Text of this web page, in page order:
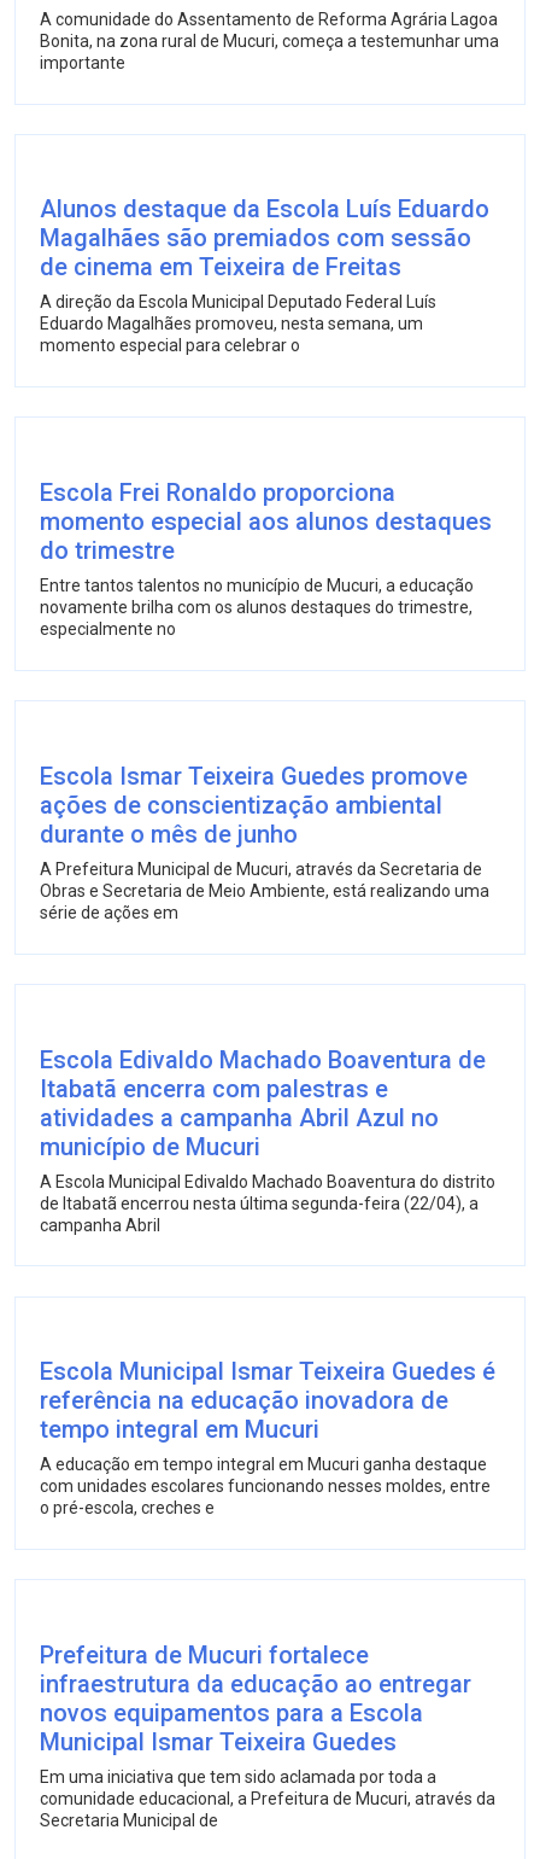
A comunidade do Assentamento de Reforma Agrária Lagoa
Bonita, na zona rural de Mucuri, começa a testemunhar uma
importante
Alunos destaque da Escola Luís Eduardo
Magalhães são premiados com sessão
de cinema em Teixeira de Freitas
A direção da Escola Municipal Deputado Federal Luís
Eduardo Magalhães promoveu, nesta semana, um
momento especial para celebrar o
Escola Frei Ronaldo proporciona
momento especial aos alunos destaques
do trimestre
Entre tantos talentos no município de Mucuri, a educação
novamente brilha com os alunos destaques do trimestre,
especialmente no
Escola Ismar Teixeira Guedes promove
ações de conscientização ambiental
durante o mês de junho
A Prefeitura Municipal de Mucuri, através da Secretaria de
Obras e Secretaria de Meio Ambiente, está realizando uma
série de ações em
Escola Edivaldo Machado Boaventura de
Itabatã encerra com palestras e
atividades a campanha Abril Azul no
município de Mucuri
A Escola Municipal Edivaldo Machado Boaventura do distrito
de Itabatã encerrou nesta última segunda-feira (22/04), a
campanha Abril
Escola Municipal Ismar Teixeira Guedes é
referência na educação inovadora de
tempo integral em Mucuri
A educação em tempo integral em Mucuri ganha destaque
com unidades escolares funcionando nesses moldes, entre
o pré-escola, creches e
Prefeitura de Mucuri fortalece
infraestrutura da educação ao entregar
novos equipamentos para a Escola
Municipal Ismar Teixeira Guedes
Em uma iniciativa que tem sido aclamada por toda a
comunidade educacional, a Prefeitura de Mucuri, através da
Secretaria Municipal de